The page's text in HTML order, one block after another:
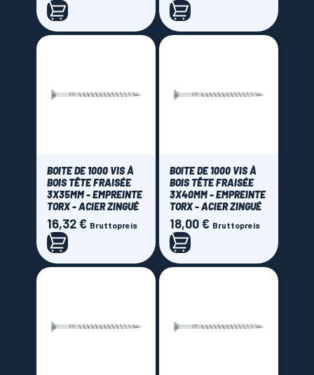
BOITE DE 1000 VIS À
BOIS TÊTE FRAISÉE
3X35MM - EMPREINTE
TORX - ACIER ZINGUÉ
Preis
16,32 € Bruttopreis
BOITE DE 1000 VIS À
BOIS TÊTE FRAISÉE
3X40MM - EMPREINTE
TORX - ACIER ZINGUÉ
Preis
18,00 € Bruttopreis